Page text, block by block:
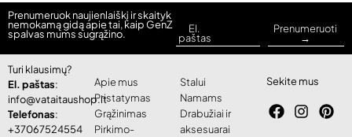
Prenumeruok naujienlaiškį ir skaityk
nemokamą gidą apie tai, kaip GenZ
spalvas mums sugrąžino. El.
paštas
Prenumeruoti
→
Turi klausimų?
El. paštas:
info@vataitaushop.lt
Telefonas:
+37067524554
Apie mus
Pristatymas
Grąžinimas
Pirkimo-
Stalui
Namams
Drabužiai ir
aksesuarai
Sekite mus